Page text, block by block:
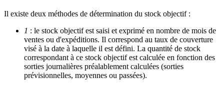
Il existe deux méthodes de détermination du stock objectif :
1 : le stock objectif est saisi et exprimé en nombre de mois de
ventes ou d'expéditions. Il correspond au taux de couverture
visé à la date à laquelle il est défini. La quantité de stock
correspondant à ce stock objectif est calculée en fonction des
sorties journalières préalablement calculées (sorties
prévisionnelles, moyennes ou passées).